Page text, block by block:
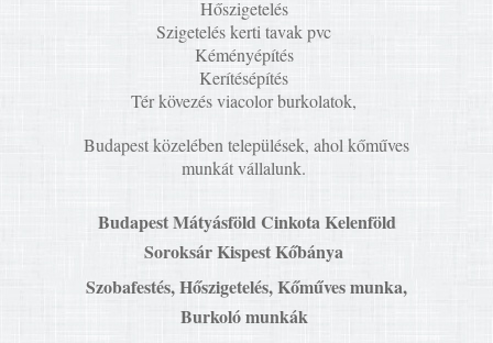
Hőszigetelés
Szigetelés kerti tavak pvc
Kéményépítés
Kerítésépítés
Tér kövezés viacolor burkolatok,
Budapest közelében települések, ahol kőműves
munkát vállalunk.
Budapest Mátyásföld Cinkota Kelenföld
Soroksár Kispest Kőbánya
Szobafestés, Hőszigetelés, Kőműves munka,
Burkoló munkák